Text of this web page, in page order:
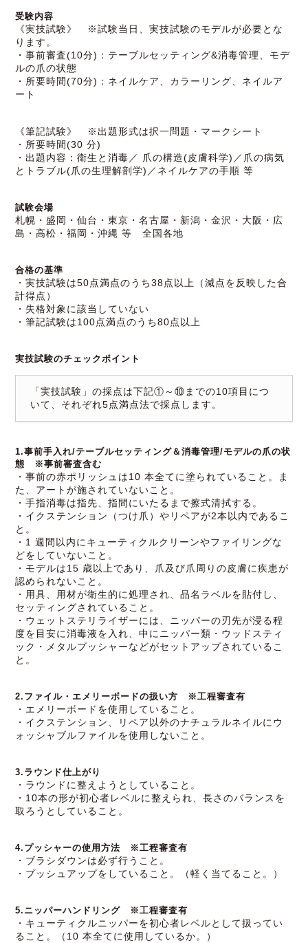
受験内容
《実技試験》 ※試験当日、実技試験のモデルが必要とな
ります。
・事前審査(10分)：テーブルセッティング&消毒管理、モデ
ルの爪の状態
・所要時間(70分)：ネイルケア、カラーリング、ネイルア
ート
《筆記試験》 ※出題形式は択一問題・マークシート
・所要時間(30 分)
・出題内容：衛生と消毒／ 爪の構造(皮膚科学)／爪の病気
とトラブル(爪の生理解剖学)／ネイルケアの手順 等
試験会場
札幌・盛岡・仙台・東京・名古屋・新潟・金沢・大阪・広
島・高松・福岡・沖縄 等 全国各地
合格の基準
・実技試験は50点満点のうち38点以上（減点を反映した合
計得点）
・失格対象に該当していない
・筆記試験は100点満点のうち80点以上
実技試験のチェックポイント
「実技試験」の採点は下記①～⑩までの10項目につ
いて、それぞれ5点満点法で採点します。
1.事前手入れ/テーブルセッティング＆消毒管理/モデルの爪の状
態 ※事前審査含む
・事前の赤ポリッシュは10 本全てに塗られていること。ま
た、アートが施されていないこと。
・手指消毒は指先、指間にいたるまで擦式清拭する。
・イクステンション（つけ爪）やリペアが2本以内であるこ
と。
・1 週間以内にキューティクルクリーンやファイリングな
どをしていないこと。
・モデルは15 歳以上であり、爪及び爪周りの皮膚に疾患が
認められないこと。
・用具、用材が衛生的に処理され、品名ラベルを貼付し、
セッティングされていること。
・ウェットステリライザーには、ニッパーの刃先が浸る程
度を目安に消毒液を入れ、中にニッパー類・ウッドスティ
ック・メタルプッシャーなどがセットアップされているこ
と。
2.ファイル・エメリーボードの扱い方 ※工程審査有
・エメリーボードを使用していること。
・イクステンション、リペア以外のナチュラルネイルにウ
ォッシャブルファイルを使用しないこと。
3.ラウンド仕上がり
・ラウンドに整えようとしていること。
・10本の形が初心者レベルに整えられ、長さのバランスを
取ろうとしていること。
4.プッシャーの使用方法 ※工程審査有
・ブラシダウンは必ず行うこと。
・プッシュアップをしていること。（軽く当てること。）
5.ニッパーハンドリング ※工程審査有
・キューティクルニッパーを初心者レベルとして扱ってい
ること。（10 本全てに使用しているか。）